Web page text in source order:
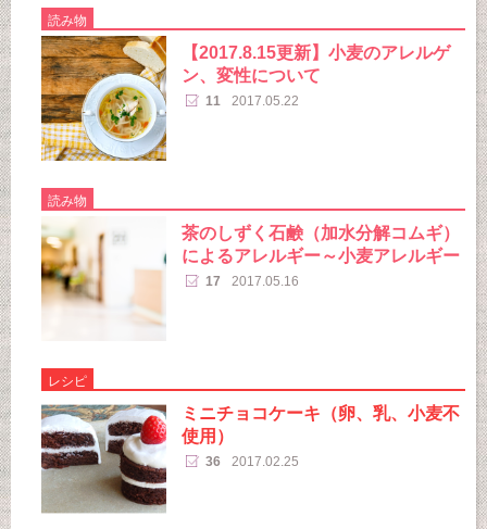
読み物
【2017.8.15更新】小麦のアレルゲ
ン、変性について
11 2017.05.22
読み物
茶のしずく石鹸（加水分解コムギ）
によるアレルギー～小麦アレルギー
17 2017.05.16
レシピ
ミニチョコケーキ（卵、乳、小麦不
使用）
36 2017.02.25